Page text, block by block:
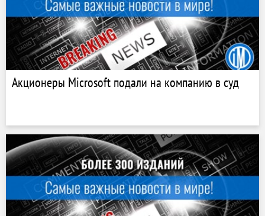
Акционеры Microsoft подали на компанию в суд